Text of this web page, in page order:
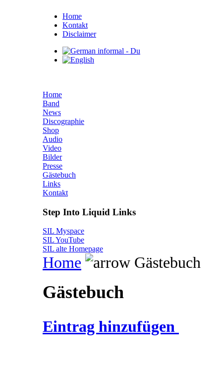
Home
Kontakt
Disclaimer
Home
Band
News
Discographie
Shop
Audio
Video
Bilder
Presse
Gästebuch
Links
Kontakt
Step Into Liquid Links
SIL Myspace
SIL YouTube
SIL alte Homepage
Home Gästebuch
Gästebuch
Eintrag hinzufügen